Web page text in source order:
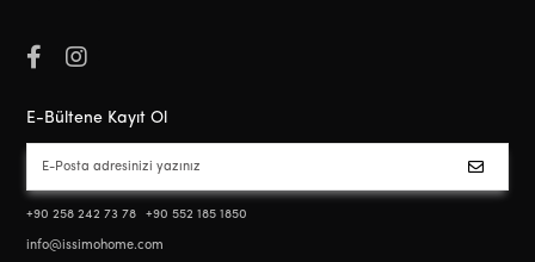
E-Bültene Kayıt Ol
+90 258 242 73 78 +90 552 185 1850
info@issimohome.com